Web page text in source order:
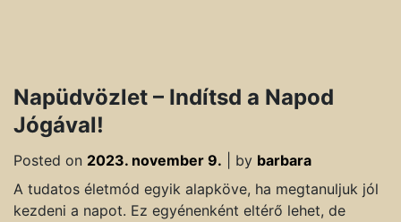
Napüdvözlet – Indítsd a Napod
Jógával!
Posted on 2023. november 9. by barbara
A tudatos életmód egyik alapköve, ha megtanuljuk jól
kezdeni a napot. Ez egyénenként eltérő lehet, de